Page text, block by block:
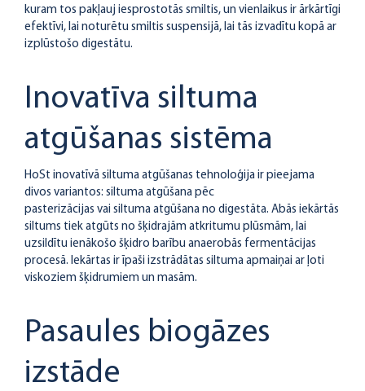
kuram tos pakļauj iesprostotās smiltis, un vienlaikus ir ārkārtīgi
efektīvi, lai noturētu smiltis suspensijā, lai tās izvadītu kopā ar
izplūstošo digestātu.
Inovatīva siltuma
atgūšanas sistēma
HoSt inovatīvā siltuma atgūšanas tehnoloģija ir pieejama
divos variantos: siltuma atgūšana pēc
pasterizācijas vai siltuma atgūšana no digestāta. Abās iekārtās
siltums tiek atgūts no šķidrajām atkritumu plūsmām, lai
uzsildītu ienākošo šķidro barību anaerobās fermentācijas
procesā. Iekārtas ir īpaši izstrādātas siltuma apmaiņai ar ļoti
viskoziem šķidrumiem un masām.
Pasaules biogāzes
izstāde